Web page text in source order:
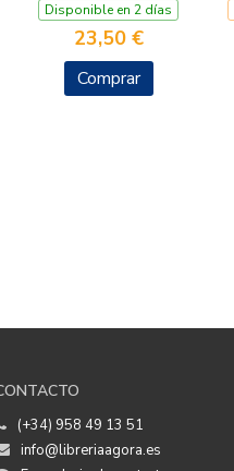
Disponible en 2 días
23,50 €
Comprar
(+34) 958 49 13 51
info@libreriaagora.es